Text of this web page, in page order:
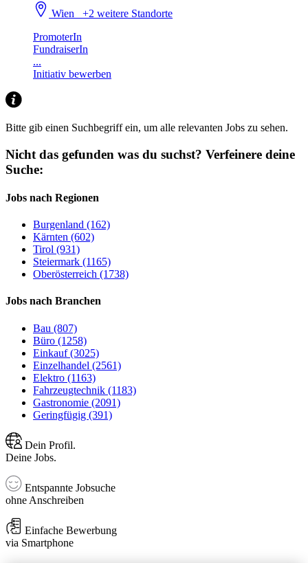
Wien+2 weitere Standorte
PromoterIn
FundraiserIn
...
Initiativ bewerben
Bitte gib einen Suchbegriff ein, um alle relevanten Jobs zu sehen.
Nicht das gefunden was du suchst? Verfeinere deine
Suche:
Jobs nach Regionen
Burgenland (162)
Kärnten (602)
Tirol (931)
Steiermark (1165)
Oberösterreich (1738)
Jobs nach Branchen
Bau (807)
Büro (1258)
Einkauf (3025)
Einzelhandel (2561)
Elektro (1163)
Fahrzeugtechnik (1183)
Gastronomie (2091)
Geringfügig (391)
Dein Profil.
Deine Jobs.
Entspannte Jobsuche
ohne Anschreiben
Einfache Bewerbung
via Smartphone